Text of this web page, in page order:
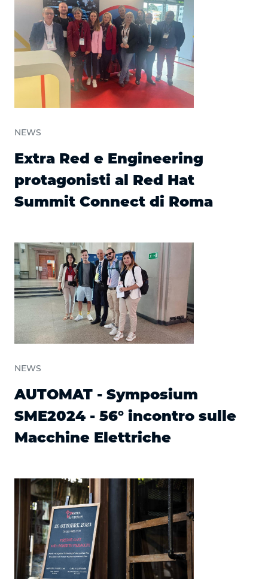
NEWS
Extra Red e Engineering
protagonisti al Red Hat
Summit Connect di Roma
NEWS
AUTOMAT - Symposium
SME2024 - 56° incontro sulle
Macchine Elettriche